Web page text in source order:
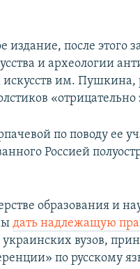
издание, после этого
и археологии
им. Пушкина,
«отрицательно
по поводу ее
Россией
образования и
дать надлежащую
вузов,
по русскому